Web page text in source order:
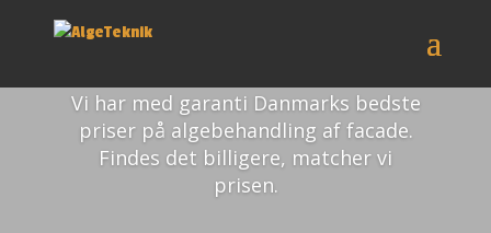
Vi har med garanti Danmarks bedste
priser på algebehandling af facade.
Findes det billigere, matcher vi
prisen.